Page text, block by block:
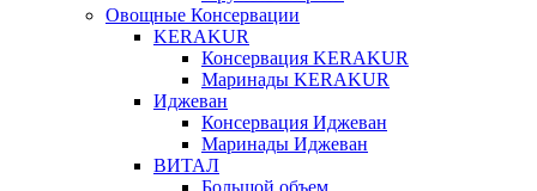
Овощные Консервации
KERAKUR
Консервация KERAKUR
Маринады KERAKUR
Иджеван
Консервация Иджеван
Маринады Иджеван
ВИТАЛ
Большой объем